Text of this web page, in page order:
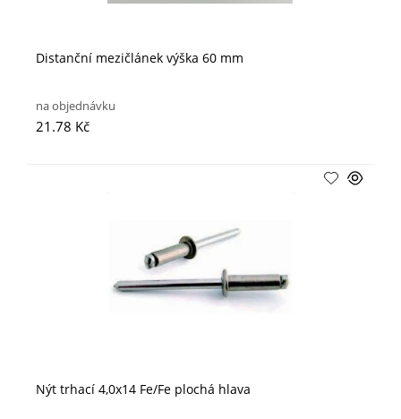
Distanční mezičlánek výška 60 mm
na objednávku
21.78 Kč
Nýt trhací 4,0x14 Fe/Fe plochá hlava